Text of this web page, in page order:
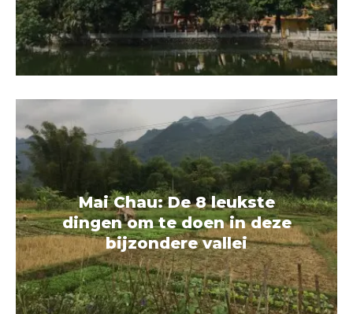
Mai Chau: De 8 leukste
dingen om te doen in deze
bijzondere vallei